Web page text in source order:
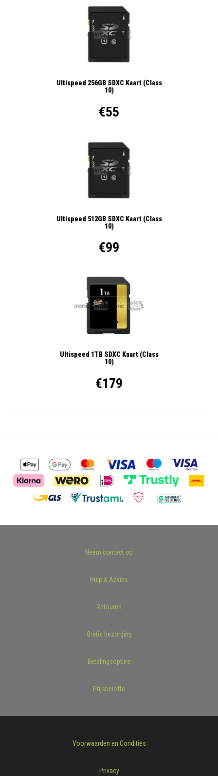
Ultispeed 256GB SDXC Kaart (Class
10)
€55
Ultispeed 512GB SDXC Kaart (Class
10)
€99
Ultispeed 1TB SDXC Kaart (Class
10)
€179
Neem contact op
Hulp & Advies
Retouren
Gratis bezorging
Betalingsopties
Prijsbelofte
Voorwaarden en Condities
Privacy